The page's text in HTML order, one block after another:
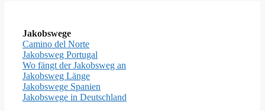
Jakobswege
Camino del Norte
Jakobsweg Portugal
Wo fängt der Jakobsweg an
Jakobsweg Länge
Jakobswege Spanien
Jakobswege in Deutschland